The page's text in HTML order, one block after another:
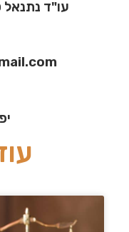
עו"ד נתנאל טייבי -
יפו 97